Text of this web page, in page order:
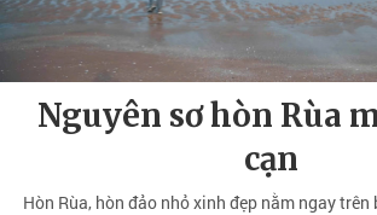
Nguyên sơ hòn Rùa
cạn
Hòn Rùa, hòn đảo nhỏ xinh đẹp nằm ngay trên